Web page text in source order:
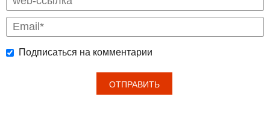
Подписаться на комментарии